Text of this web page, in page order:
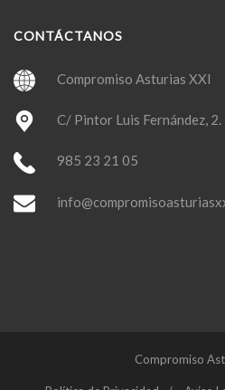
CONTÁCTANOS
Compromiso Asturias XXI
C/ Pintor Luis Fernández,
985 23 21 05
Compromiso